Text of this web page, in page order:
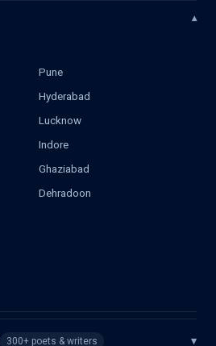
Pune
Hyderabad
Lucknow
Indore
Ghaziabad
Dehradoon
300+ poets & writers ▾